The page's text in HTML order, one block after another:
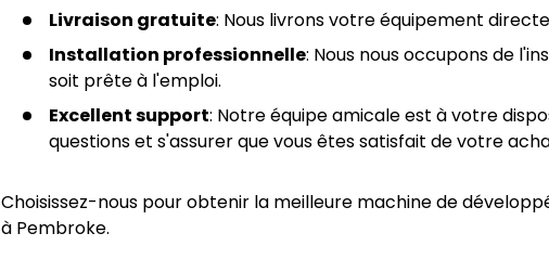
Livraison gratuite: Nous livrons votre équipement
Installation professionnelle: Nous nous occupons de
soit prête à l'emploi.
Excellent support: Notre équipe amicale est à votre
questions et s'assurer que vous êtes satisfait de votre
Choisissez-nous pour obtenir la meilleure machine de
à Pembroke.